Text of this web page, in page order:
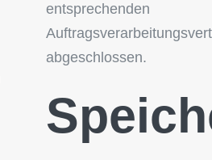
entsprechenden
abgeschlossen.